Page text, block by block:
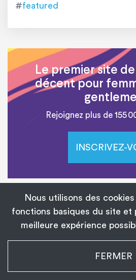
#featured
Le premier site
décent pour
Rejoignez plus de 155
INSCRIVEZ-
À PROPOS DE
Nous utilisons des
fonctions basiques du site et
meilleure expérience
FERMER
Installez l’application !